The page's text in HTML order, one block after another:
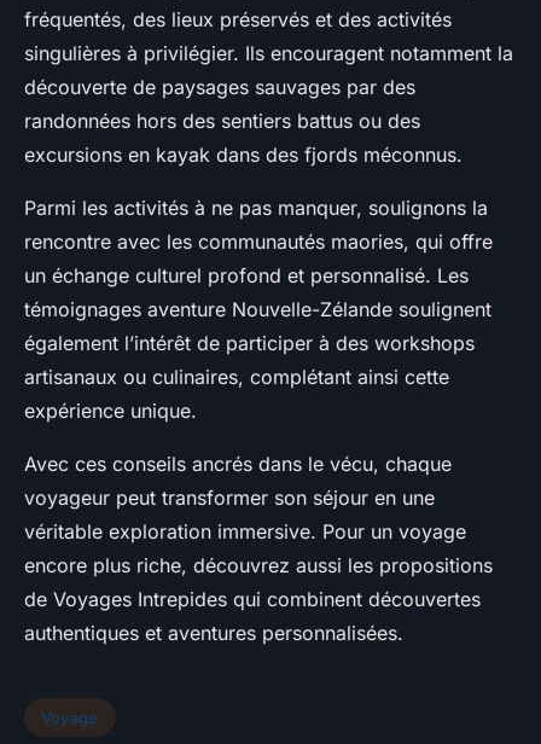
fréquentés, des lieux préservés et des activités
singulières à privilégier. Ils encouragent notamment la
découverte de paysages sauvages par des
randonnées hors des sentiers battus ou des
excursions en kayak dans des fjords méconnus.
Parmi les activités à ne pas manquer, soulignons la
rencontre avec les communautés maories, qui offre
un échange culturel profond et personnalisé. Les
témoignages aventure Nouvelle-Zélande soulignent
également l’intérêt de participer à des workshops
artisanaux ou culinaires, complétant ainsi cette
expérience unique.
Avec ces conseils ancrés dans le vécu, chaque
voyageur peut transformer son séjour en une
véritable exploration immersive. Pour un voyage
encore plus riche, découvrez aussi les propositions
de Voyages Intrepides qui combinent découvertes
authentiques et aventures personnalisées.
Voyage